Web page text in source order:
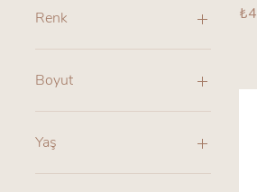
₺80
Renk
Boyut
0-6 ay
18-24 ay
Yaş
0-3 ay